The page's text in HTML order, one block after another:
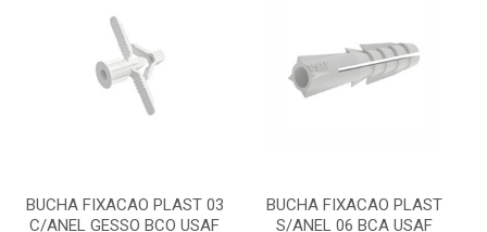
BUCHA FIXACAO PLAST 03
C/ANEL GESSO BCO USAF
BUCHA FIXACAO PLAST
S/ANEL 06 BCA USAF